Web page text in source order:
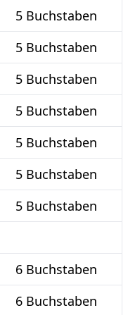
5 Buchstaben
5 Buchstaben
5 Buchstaben
5 Buchstaben
5 Buchstaben
5 Buchstaben
5 Buchstaben
6 Buchstaben
6 Buchstaben